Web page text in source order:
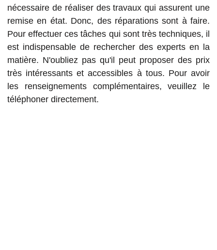
nécessaire de réaliser des travaux qui assurent une
remise en état. Donc, des réparations sont à faire.
Pour effectuer ces tâches qui sont très techniques, il
est indispensable de rechercher des experts en la
matière. N'oubliez pas qu'il peut proposer des prix
très intéressants et accessibles à tous. Pour avoir
les renseignements complémentaires, veuillez le
téléphoner directement.